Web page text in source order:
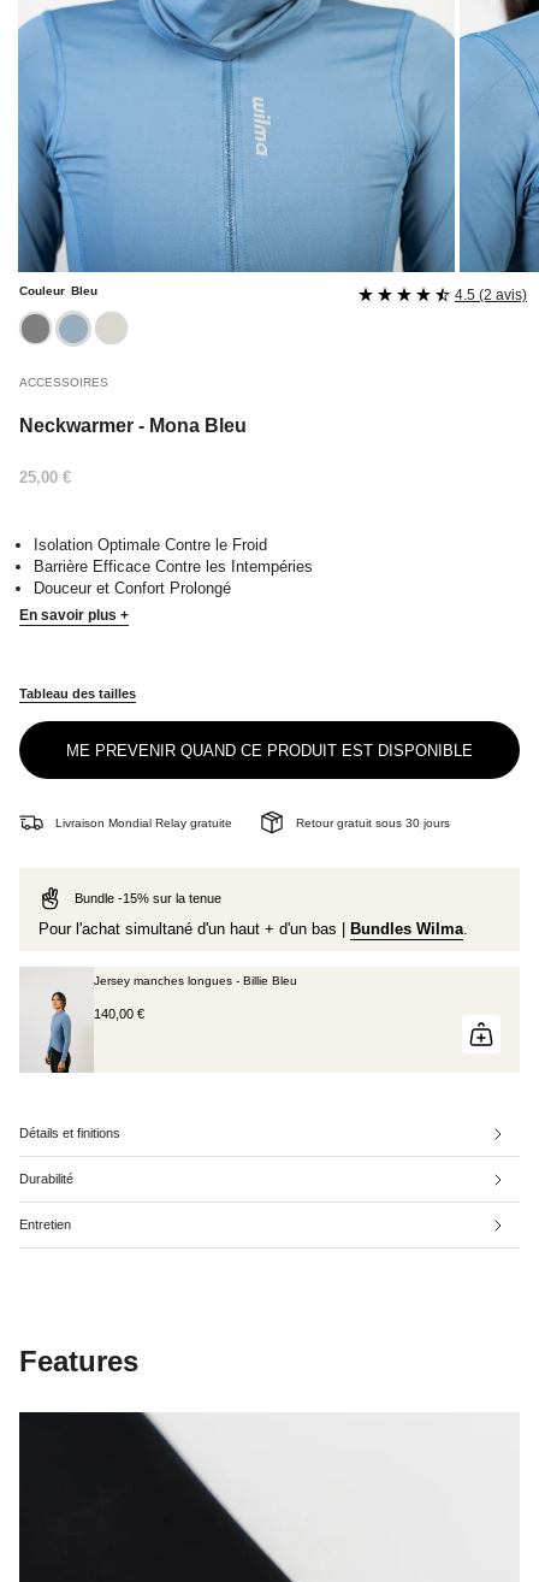
ACCESSOIRES
Neckwarmer - Mona Bleu
4.5 (2 avis)
Prix
25,00 €
Isolation Optimale Contre le Froid
Barrière Efficace Contre les Intempéries
Douceur et Confort Prolongé
En savoir plus +
Couleur Bleu
noir bleu ecru
Tableau des tailles
ME PREVENIR QUAND CE PRODUIT EST DISPONIBLE
Livraison Mondial Relay gratuite Retour gratuit sous 30 jours
Bundle -15% sur la tenue
Pour l'achat simultané d'un haut + d'un bas | Bundles Wilma
Jersey manches longues - Billie Bleu
140,00 €
Détails et finitions
Durabilité
Entretien
Features